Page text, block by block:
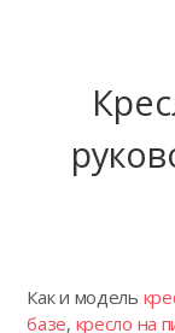
Как и модель
базе, кресло на